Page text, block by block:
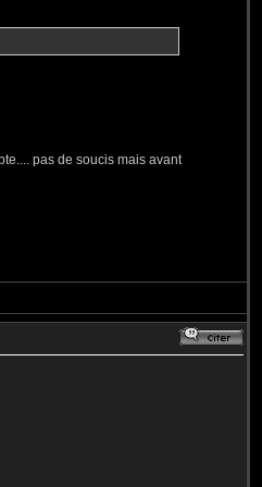
pas de soucis mais avant